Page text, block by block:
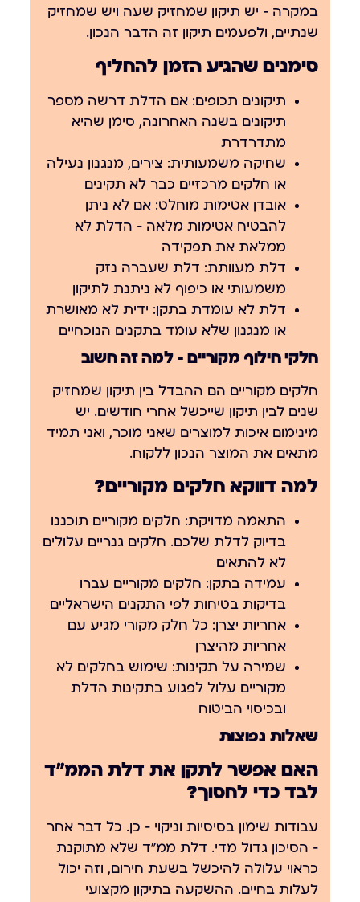
במקרה — יש תיקון שמחזיק שעה ויש שמחזיק
שנתיים, ולפעמים תיקון זה הדבר הנכון.
סימנים שהגיע הזמן להחליף
תיקונים תכופים: אם הדלת דרשה מספר
תיקונים בשנה האחרונה, סימן שהיא
מתדרדרת
שחיקה משמעותית: צירים, מנגנון נעילה
או חלקים מרכזיים כבר לא תקינים
אובדן אטימות מוחלט: אם לא ניתן
להבטיח אטימות מלאה — הדלת לא
ממלאת את תפקידה
דלת מעוותת: דלת שעברה נזק
משמעותי או כיפוף לא ניתנת לתיקון
דלת לא עומדת בתקן: ידית לא מאושרת
או מנגנון שלא עומד בתקנים הנוכחיים
חלקי חילוף מקוריים — למה זה חשוב
חלקים מקוריים הם ההבדל בין תיקון שמחזיק
שנים לבין תיקון שייכשל אחרי חודשים. יש
מינימום איכות למוצרים שאני מוכר, ואני תמיד
מתאים את המוצר הנכון ללקוח.
למה דווקא חלקים מקוריים?
התאמה מדויקת: חלקים מקוריים תוכננו
בדיוק לדלת שלכם. חלקים גנריים עלולים
לא להתאים
עמידה בתקן: חלקים מקוריים עברו
בדיקות בטיחות לפי התקנים הישראליים
אחריות יצרן: כל חלק מקורי מגיע עם
אחריות מהיצרן
שמירה על תקינות: שימוש בחלקים לא
מקוריים עלול לפגוע בתקינות הדלת
ובכיסוי הביטוח
שאלות נפוצות
האם אפשר לתקן את דלת הממ״ד
לבד כדי לחסוך?
עבודות שימון בסיסיות וניקוי — כן. כל דבר אחר
— הסיכון גדול מדי. דלת ממ״ד שלא מתוקנת
כראוי עלולה להיכשל בשעת חירום, וזה יכול
לעלות בחיים. ההשקעה בתיקון מקצועי